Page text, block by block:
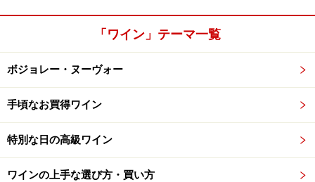
「ワイン」テーマ一覧
ボジョレー・ヌーヴォー
手頃なお買得ワイン
特別な日の高級ワイン
ワインの上手な選び方・買い方